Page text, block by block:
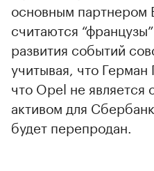
основным партнером
считаются
развития событий
учитывая, что Герман
что Opel не является
активом для
будет перепродан.